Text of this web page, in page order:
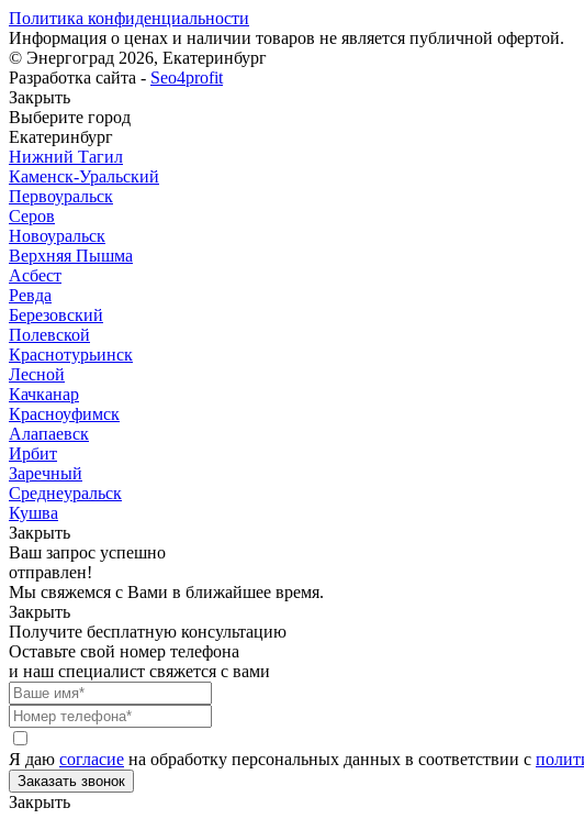
Политика конфиденциальности
Информация о ценах и наличии товаров не является публичной офертой.
© Энергоград 2026, Екатеринбург
Разработка сайта - Seo4profit
Закрыть
Выберите город
Екатеринбург
Нижний Тагил
Каменск-Уральский
Первоуральск
Серов
Новоуральск
Верхняя Пышма
Асбест
Ревда
Березовский
Полевской
Краснотурьинск
Лесной
Качканар
Красноуфимск
Алапаевск
Ирбит
Заречный
Среднеуральск
Кушва
Закрыть
Ваш запрос успешно
отправлен!
Мы свяжемся с Вами в ближайшее время.
Закрыть
Получите бесплатную консультацию
Оставьте свой номер телефона
и наш специалист свяжется с вами
Я даю согласие на обработку персональных данных в соответствии с
Закрыть